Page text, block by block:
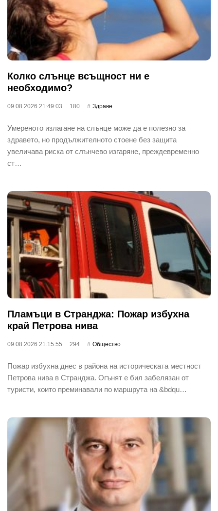
Колко слънце всъщност ни е
необходимо?
09.08.2026 21:49:03 180 Здраве
Умереното излагане на слънце може да е полезно за
здравето, но продължителното стоене без защита
увеличава риска от слънчево изгаряне, преждевременно
ст…
Пламъци в Странджа: Пожар избухна
край Петрова нива
09.08.2026 21:15:55 294 Общество
Пожар избухна днес в района на историческата местност
Петрова нива в Странджа. Огънят е бил забелязан от
туристи, които преминавали по маршрута на &bdqu…